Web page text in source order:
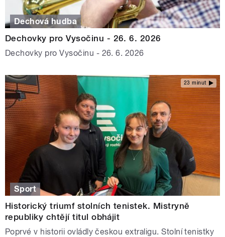
Dechová hudba
Dechovky pro Vysočinu - 26. 6. 2026
Dechovky pro Vysočinu - 26. 6. 2026
23 minut
Sport
Historický triumf stolních tenistek. Mistryně
republiky chtějí titul obhájit
Poprvé v historii ovládly českou extraligu. Stolní tenistky